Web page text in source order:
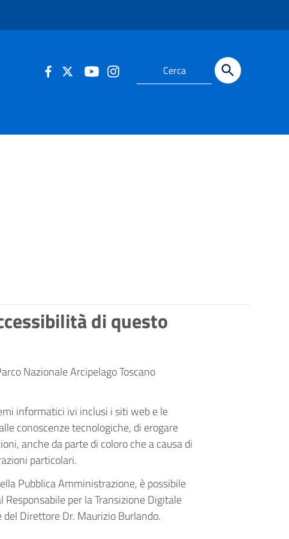
di questo
Nazionale Arcipelago Toscano
informatici ivi inclusi i siti web e le
conoscenze tecnologiche, di erogare
anche da parte di coloro che a causa di
particolari.
Pubblica Amministrazione, è possibile
per la Transizione Digitale
Direttore Dr. Maurizio Burlando.